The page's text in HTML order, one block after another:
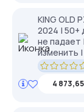
KING OLD
2024 | 50+
не падает
изменить
4